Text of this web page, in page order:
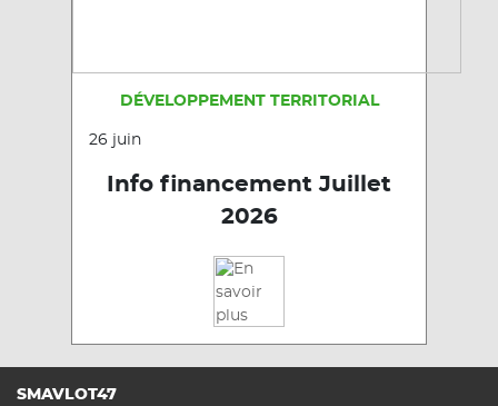
DÉVELOPPEMENT TERRITORIAL
26 juin
Info financement Juillet
2026
SMAVLOT47